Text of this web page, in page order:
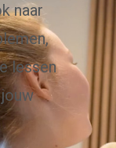
naar
lessen